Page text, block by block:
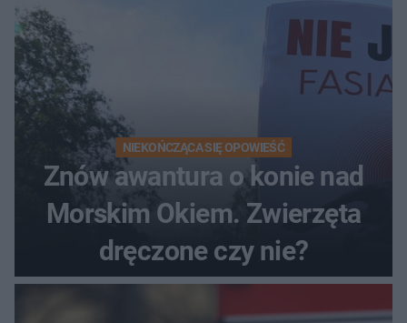
NIEKOŃCZĄCA SIĘ OPOWIEŚĆ
Znów awantura o konie nad
Morskim Okiem. Zwierzęta
dręczone czy nie?